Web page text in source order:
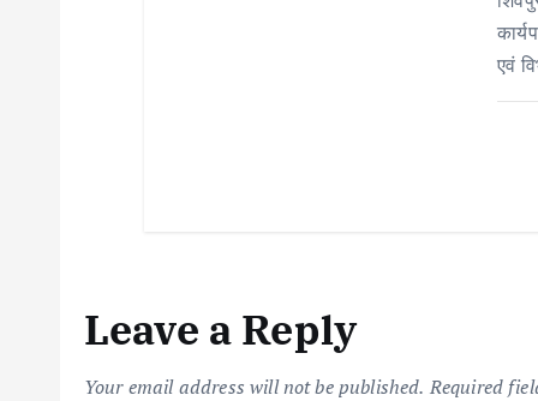
एवं
Leave a Reply
Your email address will not be published. Required